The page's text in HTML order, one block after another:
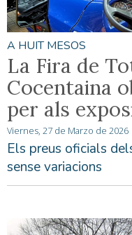
A HUIT MESOS
La Fira de
Cocentaina
per als
Viernes, 27 de Marzo de 2026
Els preus oficials
sense variacions